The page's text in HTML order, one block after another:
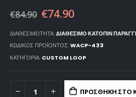
€84.90 €74.90
ΔΙΑΘΕΣΙΜΌΤΗΤΑ:ΔΙΑΘΈΣΙΜΟ ΚΑΤΌΠΙΝ
ΚΩΔΙΚΌΣ ΠΡΟΪΌΝΤΟΣ:WACP-433
ΚΑΤΗΓΟΡΊΑ: CUSTOM LOOP
ΠΡΟΣΘΉΚΗ ΣΤΟ